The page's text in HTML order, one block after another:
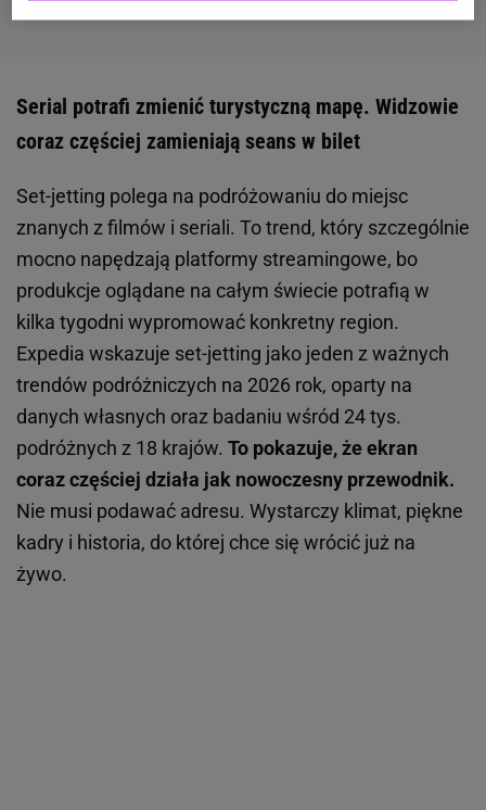
Serial potrafi zmienić turystyczną mapę. Widzowie
coraz częściej zamieniają seans w bilet
Set-jetting polega na podróżowaniu do miejsc
znanych z filmów i seriali. To trend, który szczególnie
mocno napędzają platformy streamingowe, bo
produkcje oglądane na całym świecie potrafią w
kilka tygodni wypromować konkretny region.
Expedia wskazuje set-jetting jako jeden z ważnych
trendów podróżniczych na 2026 rok, oparty na
danych własnych oraz badaniu wśród 24 tys.
podróżnych z 18 krajów. To pokazuje, że ekran
coraz częściej działa jak nowoczesny przewodnik.
Nie musi podawać adresu. Wystarczy klimat, piękne
kadry i historia, do której chce się wrócić już na
żywo.